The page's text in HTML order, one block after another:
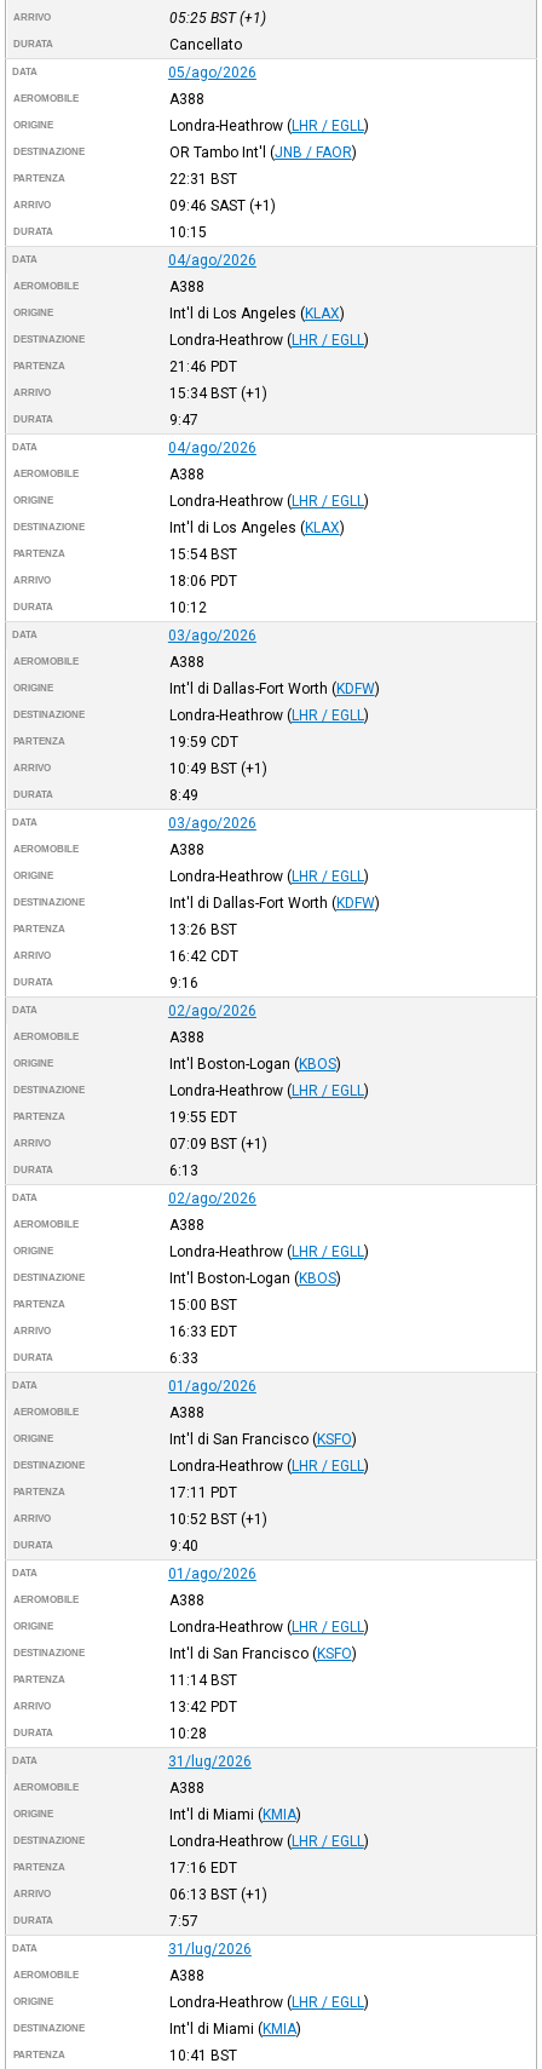
ARRIVO 05:25 BST(+1)
DURATA Cancellato
DATA 05/ago/2026
AEROMOBILE A388
ORIGINE Londra-Heathrow (LHR / EGLL )
DESTINAZIONE OR Tambo Int'l (JNB / FAOR)
PARTENZA 22:31 BST
ARRIVO 09:46 SAST(+1)
DURATA 10:15
DATA 04/ago/2026
AEROMOBILE A388
ORIGINE Int'l di Los Angeles (KLAX)
DESTINAZIONE Londra-Heathrow (LHR / EGLL )
PARTENZA 21:46 PDT
ARRIVO 15:34BST(+1)
DURATA 9:47
DATA 04/ago/2026
AEROMOBILE A388
ORIGINE Londra-Heathrow (LHR / EGLL )
DESTINAZIONE Int'l di Los Angeles (KLAX)
PARTENZA 15:54BST
ARRIVO 18:06 PDT
DURATA 10:12
DATA 03/ago/2026
AEROMOBILE A388
ORIGINE Int'l di Dallas-Fort Worth (KDFW)
DESTINAZIONE Londra-Heathrow (LHR / EGLL )
PARTENZA 19:59 CDT
ARRIVO 10:49 BST(+1)
DURATA 8:49
DATA 03/ago/2026
AEROMOBILE A388
ORIGINE Londra-Heathrow (LHR / EGLL )
DESTINAZIONE Int'l di Dallas-Fort Worth (KDFW)
PARTENZA 13:26 BST
ARRIVO 16:42 CDT
DURATA 9:16
DATA 02/ago/2026
AEROMOBILE A388
ORIGINE Int'l Boston-Logan (KBOS)
DESTINAZIONE Londra-Heathrow (LHR / EGLL )
PARTENZA 19:55 EDT
ARRIVO 07:09 BST(+1)
DURATA 6:13
DATA 02/ago/2026
AEROMOBILE A388
ORIGINE Londra-Heathrow (LHR / EGLL )
DESTINAZIONE Int'l Boston-Logan (KBOS)
PARTENZA 15:00 BST
ARRIVO 16:33 EDT
DURATA 6:33
DATA 01/ago/2026
AEROMOBILE A388
ORIGINE Int'l di San Francisco (KSFO)
DESTINAZIONE Londra-Heathrow (LHR / EGLL )
PARTENZA 17:11 PDT
ARRIVO 10:52 BST(+1)
DURATA 9:40
DATA 01/ago/2026
AEROMOBILE A388
ORIGINE Londra-Heathrow (LHR / EGLL )
DESTINAZIONE Int'l di San Francisco (KSFO)
PARTENZA 11:14BST
ARRIVO 13:42 PDT
DURATA 10:28
DATA 31/lug/2026
AEROMOBILE A388
ORIGINE Int'l di Miami (KMIA)
DESTINAZIONE Londra-Heathrow (LHR / EGLL )
PARTENZA 17:16 EDT
ARRIVO 06:13 BST(+1)
DURATA 7:57
DATA 31/lug/2026
AEROMOBILE A388
ORIGINE Londra-Heathrow (LHR / EGLL )
DESTINAZIONE Int'l di Miami (KMIA)
PARTENZA 10:41 BST